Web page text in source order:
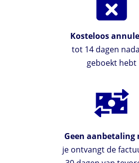
Kosteloos
tot 14 dagen
geboekt hebt
Geen aanbetaling
je ontvangt de